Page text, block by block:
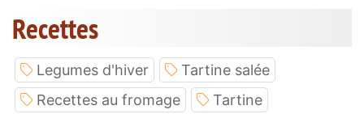
Recettes
Legumes d'hiver
Tartine salée
Recettes au fromage
Tartine